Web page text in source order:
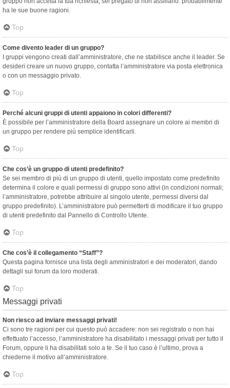
ha le sue buone ragioni.
Top
Come divento leader di un gruppo?
I gruppi vengono creati dall’amministratore, che ne stabilisce anche il leader. Se
desideri creare un nuovo gruppo, contatta l’amministratore via posta elettronica
o con un messaggio privato.
Top
Perché alcuni gruppi di utenti appaiono in colori differenti?
È possibile per l’amministratore della Board assegnare un colore ai membri di
un gruppo per rendere più semplice identificarli.
Top
Che cos’è un gruppo di utenti predefinito?
Se sei membro di più di un gruppo di utenti, quello impostato come predefinito
determina il colore e quali permessi di gruppo sono attivi (in condizioni normali;
l’amministratore, potrebbe attribuire al singolo utente, permessi diversi dal
gruppo predefinito). L’amministratore può permetterti di modificare il tuo gruppo
di utenti predefinito dal Pannello di Controllo Utente.
Top
Che cos’è il collegamento “Staff”?
Questa pagina fornisce una lista degli amministratori e dei moderatori, dando
dettagli sui forum da loro moderati.
Top
Messaggi privati
Non riesco ad inviare messaggi privati!
Ci sono tre ragioni per cui questo può accadere: non sei registrato o non hai
effettuato l’accesso, l’amministratore ha disabilitato i messaggi privati per tutto il
Forum, oppure li ha disabilitati solo a te. Se il tuo caso è l’ultimo, prova a
chiederne il motivo all’amministratore.
Top